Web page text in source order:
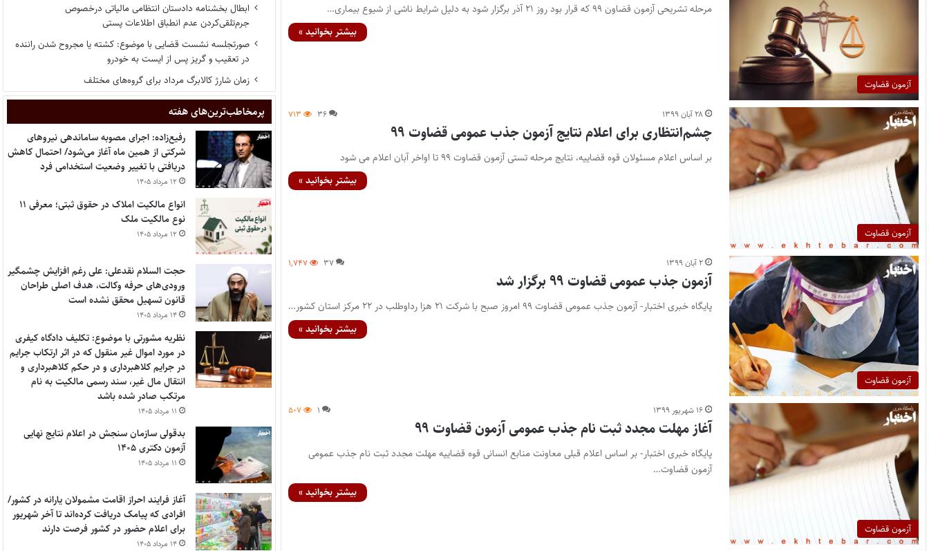
آزمون قضاوت
مرحله تشریحی آزمون قضاون ۹۹ که قرار بود روز ۲۱ آذر برگزار شود به دلیل شرایط ناشی از شیوع بیماری…
بیشتر بخوانید »
آزمون قضاوت
۲۸ آبان ۱۳۹۹ ۳۶ ۷۱۳
چشم‌انتظاری برای اعلام نتایج آزمون جذب عمومی قضاوت ۹۹
بر اساس اعلام مسئولان قوه قضاییه، نتایج مرحله تستی آزمون قضاوت ۹۹ تا اواخر آبان اعلام می شود
بیشتر بخوانید »
آزمون قضاوت
۲ آبان ۱۳۹۹ ۳۷ ۱,۷۴۷
آزمون جذب عمومی قضاوت ۹۹ برگزار شد
پایگاه خبری اختبار- آزمون جذب عمومی قضاوت ۹۹ امروز صبح با شرکت ۲۱ هزا رداوطلب در ۲۲ مرکز استان کشور…
بیشتر بخوانید »
آزمون قضاوت
۱۶ شهریور ۱۳۹۹ ۱ ۵۰۷
آغاز مهلت مجدد ثبت نام جذب عمومی آزمون قضاوت ۹۹
پایگاه خبری اختبار- بر اساس اعلام قبلی معاونت منابع انسانی قوه قضاییه مهلت مجدد ثبت نام جذب عمومی
آزمون قضاوت…
بیشتر بخوانید »
ابطال بخشنامه دادستان انتظامی مالیاتی درخصوص
جرم‌تلقی‌کردن عدم انطباق اطلاعات پستی
صورتجلسه نشست قضایی با موضوع: کشته یا مجروح شدن راننده
در تعقیب و گریز پس از ایست به خودرو
زمان شارژ کالابرگ مرداد برای گروه‌های مختلف
پر‌مخاطب‌ترین‌های هفته
رفیع‌زاده: اجرای مصوبه ساماندهی نیروهای
شرکتی از همین ماه آغاز می‌شود/ احتمال کاهش
دریافتی با تغییر وضعیت استخدامی فرد
۱۲ مرداد ۱۴۰۵
انواع مالکیت املاک در حقوق ثبتی؛ معرفی ۱۱
نوع مالکیت ملک
۱۲ مرداد ۱۴۰۵
حجت السلام نقدعلی: علی رغم افزایش چشمگیر
ورودی‌های حرفه وکالت، هدف اصلی طراحان
قانون تسهیل محقق نشده است
۱۴ مرداد ۱۴۰۵
نظریه مشورتی با موضوع: تکلیف دادگاه کیفری
در مورد اموال غیر منقول که در اثر ارتکاب جرایم
در جرایم کلاهبرداری و در حکم کلاهبرداری و
انتقال مال غیر، سند رسمی مالکیت به نام
مرتکب صادر شده باشد
۱۱ مرداد ۱۴۰۵
بدقولی سازمان سنجش در اعلام نتایج نهایی
آزمون دکتری ۱۴۰۵
۱۱ مرداد ۱۴۰۵
آغاز فرایند احراز اقامت مشمولان یارانه در کشور/
افرادی که پیامک دریافت کرده‌اند تا آخر شهریور
برای اعلام حضور در کشور فرصت دارند
۱۴ مرداد ۱۴۰۵